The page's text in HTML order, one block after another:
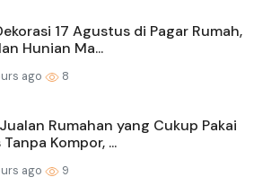
17 Agustus di Pagar Rumah,
Hunian Ma...
ago 8
Rumahan yang Cukup Pakai
Kompor, ...
ago 9